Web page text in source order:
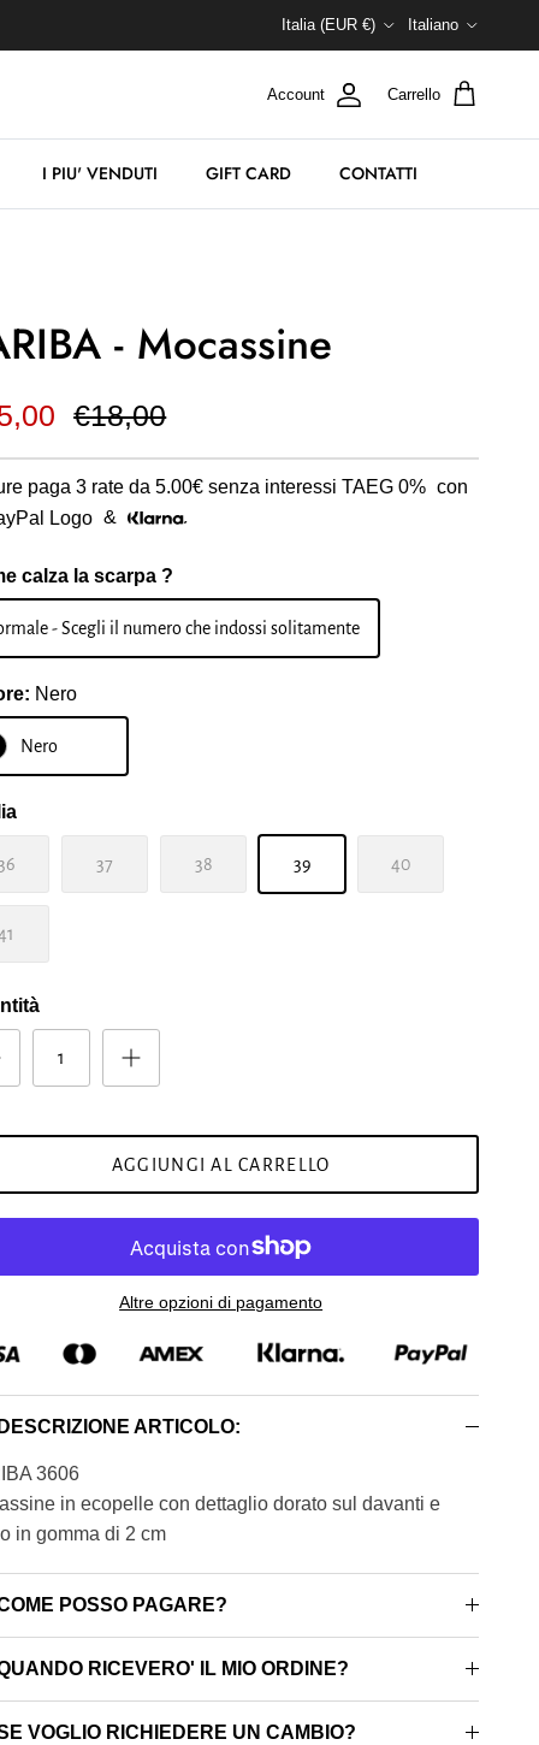
Italia (EUR €) Italiano
Account Carrello
I PIU' VENDUTI GIFT CARD CONTATTI
- Mocassine
€18,00
paga 3 rate da5.00€ senza interessi TAEG 0% con
&
calza la scarpa ?
- Scegli il numero che indossi solitamente
Nero
Nero
37 38 39 40
AGGIUNGI AL CARRELLO
Altre opzioni di pagamento
DESCRIZIONE ARTICOLO:
3606
in ecopelle con dettaglio dorato sul davanti e
in gomma di 2 cm
POSSO PAGARE?
RICEVERO' IL MIO ORDINE?
VOGLIO RICHIEDERE UN CAMBIO?